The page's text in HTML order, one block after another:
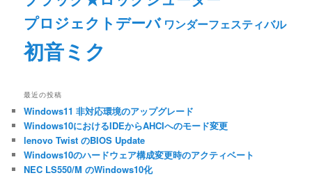
プロジェクトデーバ ワンダーフェスティバル
初音ミク
最近の投稿
Windows11 非対応環境のアップグレード
Windows10におけるIDEからAHCIへのモード変更
lenovo Twist のBIOS Update
Windows10のハードウェア構成変更時のアクティベート
NEC LS550/M のWindows10化